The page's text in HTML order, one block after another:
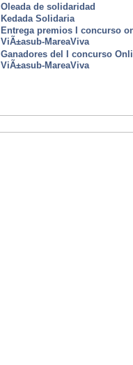
Oleada de solidaridad
Kedada Solidaria
Entrega premios I concurso
ViÃ±asub-MareaViva
Ganadores del I concurso
ViÃ±asub-MareaViva